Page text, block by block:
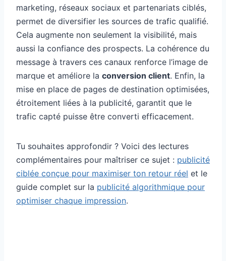
marketing, réseaux sociaux et partenariats ciblés,
permet de diversifier les sources de trafic qualifié.
Cela augmente non seulement la visibilité, mais
aussi la confiance des prospects. La cohérence du
message à travers ces canaux renforce l’image de
marque et améliore la conversion client. Enfin, la
mise en place de pages de destination optimisées,
étroitement liées à la publicité, garantit que le
trafic capté puisse être converti efficacement.
Tu souhaites approfondir ? Voici des lectures
complémentaires pour maîtriser ce sujet : publicité
ciblée conçue pour maximiser ton retour réel et le
guide complet sur la publicité algorithmique pour
optimiser chaque impression.